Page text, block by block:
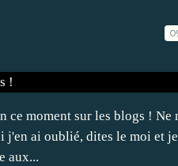
ce moment sur les blogs !
j'en ai oublié, dites le moi et
aux...